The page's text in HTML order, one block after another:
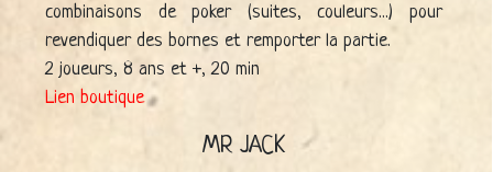
combinaisons de poker (suites, couleurs...) pour
revendiquer des bornes et remporter la partie.
2 joueurs, 8 ans et +, 20 min
Lien boutique
MR JACK